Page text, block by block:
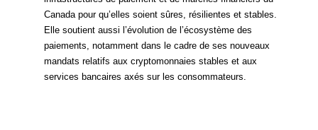
Canada pour qu’elles soient sûres, résilientes et stables.
Elle soutient aussi l’évolution de l’écosystème des
paiements, notamment dans le cadre de ses nouveaux
mandats relatifs aux cryptomonnaies stables et aux
services bancaires axés sur les consommateurs.